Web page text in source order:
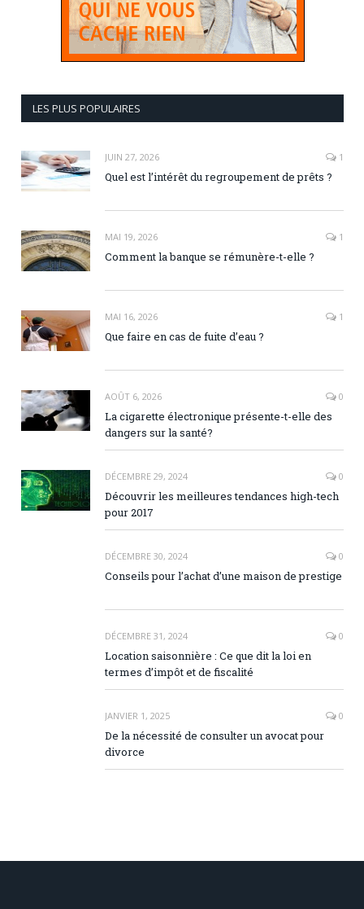
LES PLUS POPULAIRES
JUIN 27, 2026 1
Quel est l’intérêt du regroupement de prêts ?
MAI 19, 2026 1
Comment la banque se rémunère-t-elle ?
MAI 16, 2026 1
Que faire en cas de fuite d’eau ?
AOÛT 6, 2026 0
La cigarette électronique présente-t-elle des
dangers sur la santé?
DÉCEMBRE 29, 2024 0
Découvrir les meilleures tendances high-tech
pour 2017
DÉCEMBRE 30, 2024 0
Conseils pour l’achat d’une maison de prestige
DÉCEMBRE 31, 2024 0
Location saisonnière : Ce que dit la loi en
termes d’impôt et de fiscalité
JANVIER 1, 2025 0
De la nécessité de consulter un avocat pour
divorce